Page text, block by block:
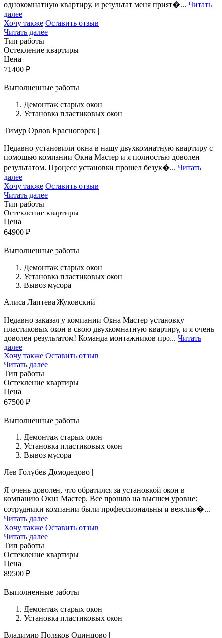
однокомнатную квартиру, и результат меня прият�... Читать
далее
Хочу также Оставить отзыв
Читать далее
Тип работы
Остекление квартиры
Цена
71400 ₽
Выполненные работы
Демонтаж старых окон
Установка пластиковых окон
Тимур Орлов Красногорск |
Недавно установили окна в нашу двухкомнатную квартиру с
помощью компании Окна Мастер и я полностью доволен
результатом. Процесс установки прошел безук�... Читать
далее
Хочу также Оставить отзыв
Читать далее
Тип работы
Остекление квартиры
Цена
64900 ₽
Выполненные работы
Демонтаж старых окон
Установка пластиковых окон
Вывоз мусора
Алиса Лаптева Жуковский |
Недавно заказал у компании Окна Мастер установку
пластиковых окон в свою двухкомнатную квартиру, и я очень
доволен результатом! Команда монтажников про... Читать
далее
Хочу также Оставить отзыв
Читать далее
Тип работы
Остекление квартиры
Цена
67500 ₽
Выполненные работы
Демонтаж старых окон
Установка пластиковых окон
Вывоз мусора
Лев Голубев Домодедово |
Я очень доволен, что обратился за установкой окон в
компанию Окна Мастер. Все прошло на высшем уровне:
сотрудники компании были профессиональны и вежлив�...
Читать далее
Хочу также Оставить отзыв
Читать далее
Тип работы
Остекление квартиры
Цена
89500 ₽
Выполненные работы
Демонтаж старых окон
Установка пластиковых окон
Владимир Поляков Одинцово |